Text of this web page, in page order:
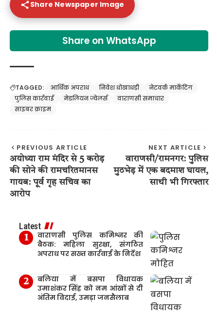
Share Newspaper Image
Share on WhatsApp
TAGGED: आर्थिक अपराध निवेश धोखाधड़ी
नेटवर्क मार्केटिंग
पुलिस कार्रवाई
मेडलियन ज्वेलर्स
वाराणसी समाचार
साइबर क्राइम
PREVIOUS ARTICLE
अयोध्या राम मंदिर से 5 करोड़
की सोने की रामचरितमानस
गायब: पूर्व गृह सचिव का
आरोप
NEXT ARTICLE
वाराणसी/रामनगर: पुलिस
मुठभेड़ में एक बदमाश घायल,
साथी भी गिरफ्तार
Latest
वाराणसी पुलिस कमिश्नर की
बैठक: महिला सुरक्षा, संगठित
अपराध पर सख्त कार्रवाई के निर्देश
बलिया में बसपा विधायक
उमाशंकर सिंह को नम आंखों से दी
अंतिम विदाई, उमड़ा जनसैलाब